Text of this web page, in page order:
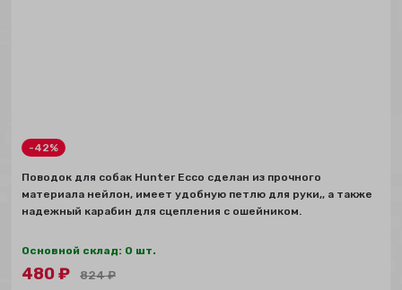
-42%
Поводок для собак Hunter Ecco сделан из прочного
материала нейлон, имеет удобную петлю для руки,, а также
надежный карабин для сцепления с ошейником.
Основной склад: 0 шт.
480₽ 824₽